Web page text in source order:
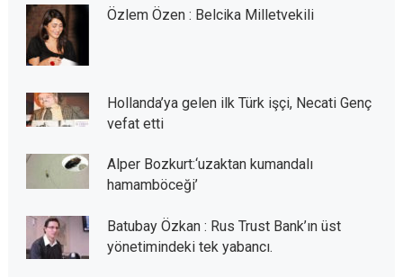
Özlem Özen : Belcika Milletvekili
Hollanda’ya gelen ilk Türk işçi, Necati Genç
vefat etti
Alper Bozkurt:‘uzaktan kumandalı
hamamböceği’
Batubay Özkan : Rus Trust Bank’ın üst
yönetimindeki tek yabancı.